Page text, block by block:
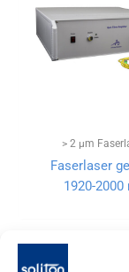
> 2 µm
Faserlaser
1920-2000